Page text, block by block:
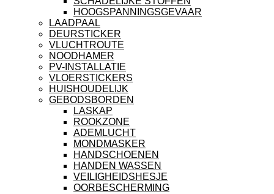
HOOGSPANNINGSGEVAAR
LAADPAAL
DEURSTICKER
VLUCHTROUTE
NOODHAMER
PV-INSTALLATIE
VLOERSTICKERS
HUISHOUDELIJK
GEBODSBORDEN
LASKAP
ROOKZONE
ADEMLUCHT
MONDMASKER
HANDSCHOENEN
HANDEN WASSEN
VEILIGHEIDSHESJE
OORBESCHERMING